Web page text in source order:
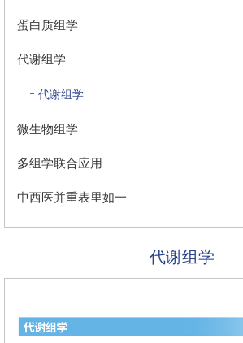
蛋白质组学
代谢组学
代谢组学
微生物组学
多组学联合应用
中西医并重表里如一
代谢组学